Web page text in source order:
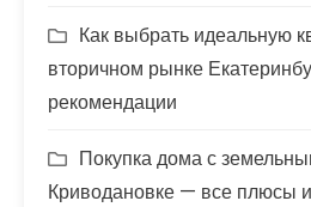
Как выбрать идеальную
вторичном рынке
рекомендации
Покупка дома с
Криводановке — все плюсы